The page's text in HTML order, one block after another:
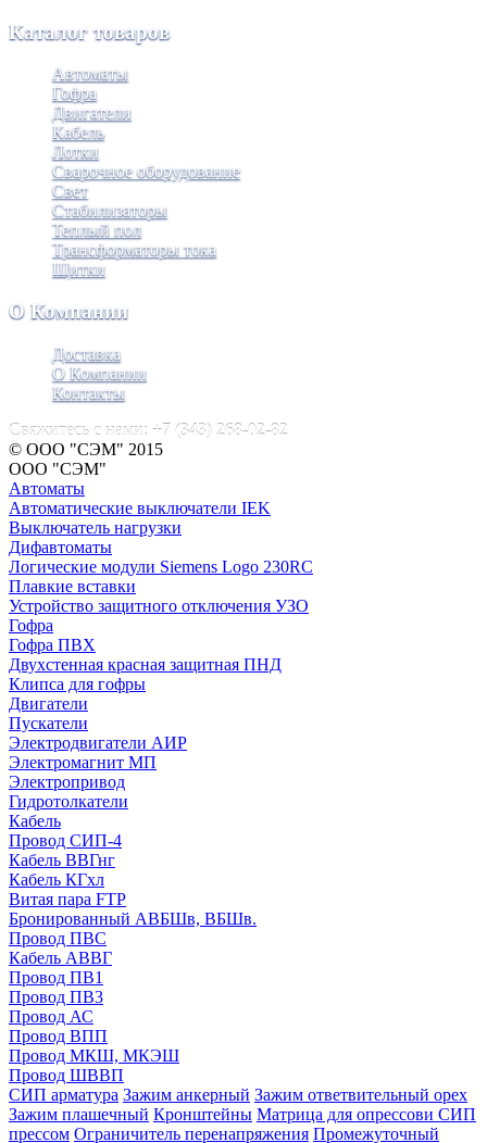
Каталог товаров
Автоматы
Гофра
Двигатели
Кабель
Лотки
Сварочное оборудование
Свет
Стабилизаторы
Теплый пол
Трансформаторы тока
Щитки
О Компании
Доставка
О Компании
Контакты
Свяжитесь с нами: +7 (343) 268-02-82
© ООО "СЭМ" 2015
ООО "СЭМ"
Автоматы
Автоматические выключатели IEK
Выключатель нагрузки
Дифавтоматы
Логические модули Siemens Logo 230RC
Плавкие вставки
Устройство защитного отключения УЗО
Гофра
Гофра ПВХ
Двухстенная красная защитная ПНД
Клипса для гофры
Двигатели
Пускатели
Электродвигатели АИР
Электромагнит МП
Электропривод
Гидротолкатели
Кабель
Провод СИП-4
Кабель ВВГнг
Кабель КГхл
Витая пара FTP
Бронированный АВБШв, ВБШв.
Провод ПВС
Кабель АВВГ
Провод ПВ1
Провод ПВ3
Провод АС
Провод ВПП
Провод МКШ, МКЭШ
Провод ШВВП
СИП арматура Зажим анкерный Зажим ответвительный орех
Зажим плашечный Кронштейны Матрица для опрессови СИП
прессом Ограничитель перенапряжения Промежуточный